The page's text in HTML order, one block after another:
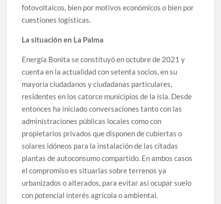
fotovoltaicos, bien por motivos económicos o bien por
cuestiones logísticas.
La situación en La Palma
Energía Bonita se constituyó en octubre de 2021 y
cuenta en la actualidad con setenta socios, en su
mayoría ciudadanos y ciudadanas particulares,
residentes en los catorce municipios de la isla. Desde
entonces ha iniciado conversaciones tanto con las
administraciones públicas locales como con
propietarios privados que disponen de cubiertas o
solares idóneos para la instalación de las citadas
plantas de autoconsumo compartido. En ambos casos
el compromiso es situarlas sobre terrenos ya
urbanizados o alterados, para evitar así ocupar suelo
con potencial interés agrícola o ambiental.